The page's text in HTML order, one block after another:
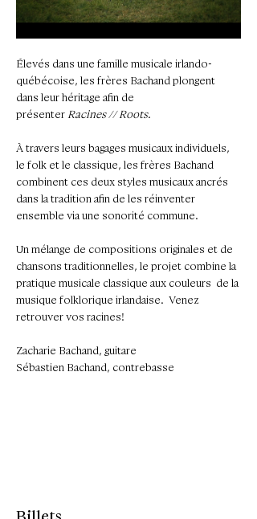
Élevés dans une famille musicale irlando-
québécoise, les frères Bachand plongent
dans leur héritage afin de
présenter Racines // Roots.
À travers leurs bagages musicaux individuels,
le folk et le classique, les frères Bachand
combinent ces deux styles musicaux ancrés
dans la tradition afin de les réinventer
ensemble via une sonorité commune.
Un mélange de compositions originales et de
chansons traditionnelles, le projet combine la
pratique musicale classique aux couleurs  de la
musique folklorique irlandaise.  Venez
retrouver vos racines!
Zacharie Bachand, guitare
Sébastien Bachand, contrebasse